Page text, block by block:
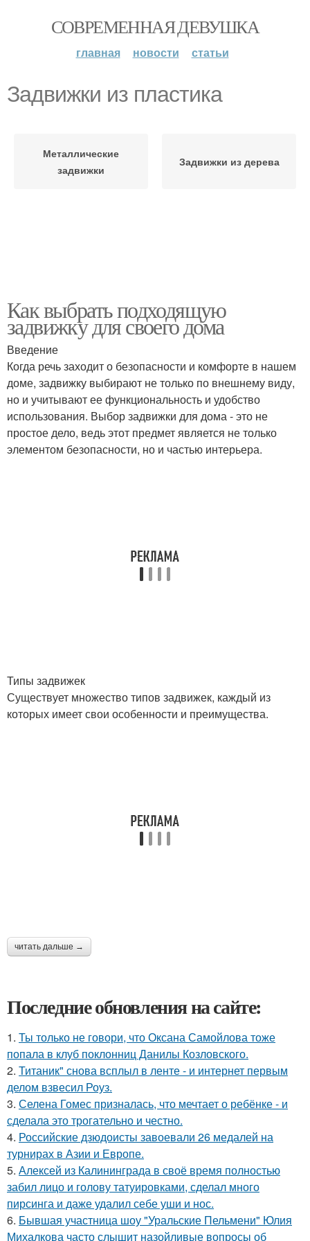
СОВРЕМЕННАЯ ДЕВУШКА
главная новости статьи
Задвижки из пластика
Металлические
задвижки
Задвижки из дерева
Как выбрать подходящую
задвижку для своего дома
Введение
Когда речь заходит о безопасности и комфорте в нашем
доме, задвижку выбирают не только по внешнему виду,
но и учитывают ее функциональность и удобство
использования. Выбор задвижки для дома - это не
простое дело, ведь этот предмет является не только
элементом безопасности, но и частью интерьера.
Типы задвижек
Существует множество типов задвижек, каждый из
которых имеет свои особенности и преимущества.
читать дальше →
Последние обновления на сайте:
1. Ты только не говори, что Оксана Самойлова тоже
попала в клуб поклонниц Данилы Козловского.
2. Титаник" снова всплыл в ленте - и интернет первым
делом взвесил Роуз.
3. Селена Гомес призналась, что мечтает о ребёнке - и
сделала это трогательно и честно.
4. Российские дзюдоисты завоевали 26 медалей на
турнирах в Азии и Европе.
5. Алексей из Калининграда в своё время полностью
забил лицо и голову татуировками, сделал много
пирсинга и даже удалил себе уши и нос.
6. Бывшая участница шоу "Уральские Пельмени" Юлия
Михалкова часто слышит назойливые вопросы об